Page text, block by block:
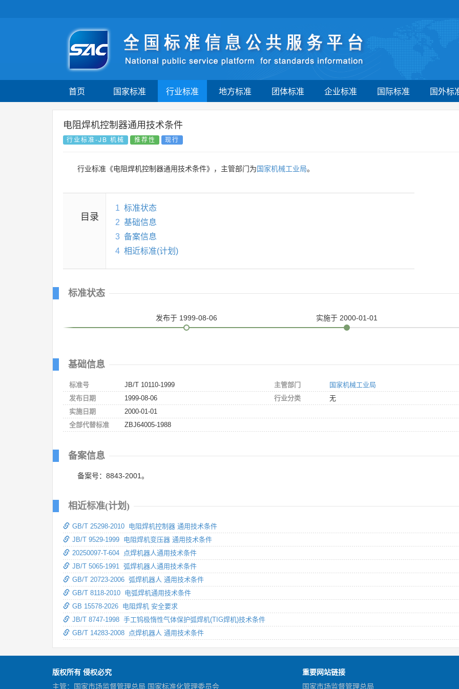
首页 国家标准 行业标准 地方标准 团体标准 企业标准 国际标准 国外标
电阻焊机控制器通用技术条件
行业标准-JB 机械 推荐性 现行
行业标准《电阻焊机控制器通用技术条件》，主管部门为国家机械工业局。
目录
1 标准状态
2 基础信息
3 备案信息
4 相近标准(计划)
标准状态
发布于 1999-08-06 实施于 2000-01-01
基础信息
标准号
JB/T 10110-1999
发布日期
1999-08-06
实施日期
2000-01-01
全部代替标准
ZBJ64005-1988
主管部门
国家机械工业局
行业分类
无
备案信息
备案号：8843-2001。
相近标准(计划)
GB/T 25298-2010 电阻焊机控制器 通用技术条件
JB/T 9529-1999 电阻焊机变压器 通用技术条件
20250097-T-604 点焊机器人通用技术条件
JB/T 5065-1991 弧焊机器人通用技术条件
GB/T 20723-2006 弧焊机器人 通用技术条件
GB/T 8118-2010 电弧焊机通用技术条件
GB 15578-2026 电阻焊机 安全要求
JB/T 8747-1998 手工钨极惰性气体保护弧焊机(TIG焊机)技术条件
GB/T 14283-2008 点焊机器人 通用技术条件
版权所有 侵权必究
主管：国家市场监督管理总局 国家标准化管理委员会
重要网站链接
国家市场监督管理总局